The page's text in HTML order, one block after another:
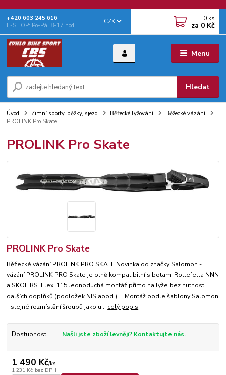
Menu
CZK
Hledat
+‭420 603 245 616‬
E-SHOP: Po-Pá, 8-17 hod.
0 ks
za 0 Kč
Úvod Zimní sporty, běžky, sjezd Běžecké lyžování
Běžecké vázání
PROLINK Pro Skate
PROLINK Pro Skate
PROLINK Pro Skate
Běžecké vázání PROLINK PRO SKATE Novinka od značky Salomon -
vázání PROLINK PRO Skate je plně kompatibilní s botami Rottefella NNN
a SKOL RS. Flex: 115 Jednoduchá montáž přímo na lyže bez nutnosti
dalších doplňků (podložek NIS apod.) Montáž podle šablony Salomon
- stejné rozmístění šroubů jako u... celý popis
Dostupnost Našli jste zboží levněji? Kontaktujte nás.
1 490 Kč/ks
1 231 Kč bez DPH